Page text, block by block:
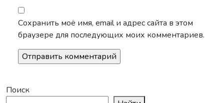
Сохранить моё имя, email и адрес сайта в этом
браузере для последующих моих комментариев.
Поиск